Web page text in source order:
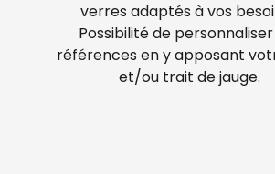
verres adaptés à vos
Possibilité de personnaliser
références en y apposant
et/ou trait de jauge.